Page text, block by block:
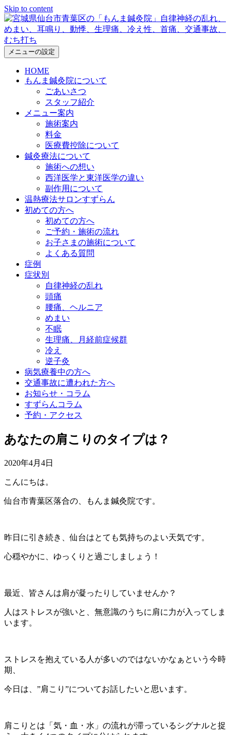
Skip to content
メニューの設定
HOME
もんま鍼灸院について
ごあいさつ
スタッフ紹介
メニュー案内
施術案内
料金
医療費控除について
鍼灸療法について
施術への想い
西洋医学と東洋医学の違い
副作用について
温熱療法サロンすずらん
初めての方へ
初めての方へ
ご予約・施術の流れ
お子さまの施術について
よくある質問
症例
症状別
自律神経の乱れ
頭痛
腰痛、ヘルニア
めまい
不眠
生理痛、月経前症候群
冷え
逆子灸
病気療養中の方へ
交通事故に遭われた方へ
お知らせ・コラム
すずらんコラム
予約・アクセス
あなたの肩こりのタイプは？
2020年4月4日
こんにちは。
仙台市青葉区落合の、もんま鍼灸院です。
昨日に引き続き、仙台はとても気持ちのよい天気です。
心穏やかに、ゆっくりと過ごしましょう！
最近、皆さんは肩が凝ったりしていませんか？
人はストレスが強いと、無意識のうちに肩に力が入ってしま
います。
ストレスを抱えている人が多いのではないかなぁという今時
期、
今日は、”肩こり”についてお話したいと思います。
肩こりとは「気・血・水」の流れが滞っているシグナルと捉